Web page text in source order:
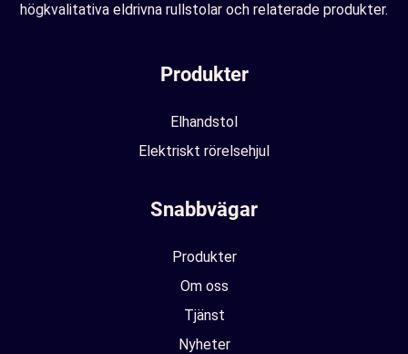
högkvalitativa eldrivna rullstolar och relaterade produkter.
Produkter
Elhandstol
Elektriskt rörelsehjul
Snabbvägar
Produkter
Om oss
Tjänst
Nyheter